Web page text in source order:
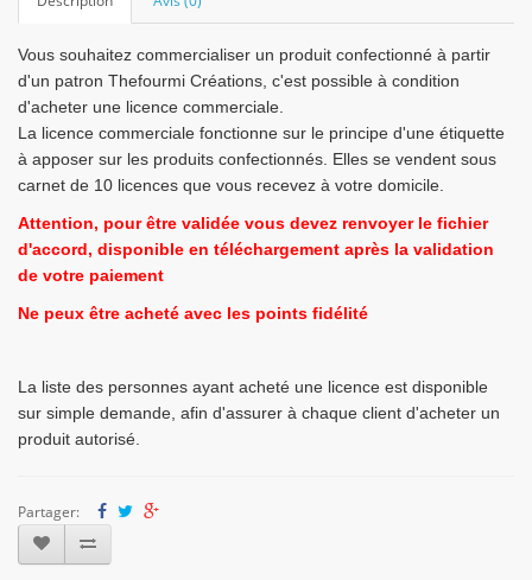
Vous souhaitez commercialiser un produit confectionné à partir
d'un patron Thefourmi Créations, c'est possible à condition
d'acheter une licence commerciale.
La licence commerciale fonctionne sur le principe d'une étiquette
à apposer sur les produits confectionnés. Elles se vendent sous
carnet de 10 licences que vous recevez à votre domicile.
Attention, pour être validée vous devez renvoyer le fichier
d'accord, disponible en téléchargement après la validation
de votre paiement
Ne peux être acheté avec les points fidélité
La liste des personnes ayant acheté une licence est disponible
sur simple demande, afin d'assurer à chaque client d'acheter un
produit autorisé.
Partager: